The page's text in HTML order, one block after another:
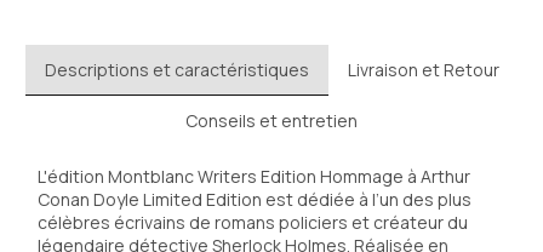
Descriptions et caractéristiques Livraison et Retour
Conseils et entretien
L'édition Montblanc Writers Edition Hommage à Arthur
Conan Doyle Limited Edition est dédiée à l’un des plus
célèbres écrivains de romans policiers et créateur du
légendaire détective Sherlock Holmes. Réalisée en